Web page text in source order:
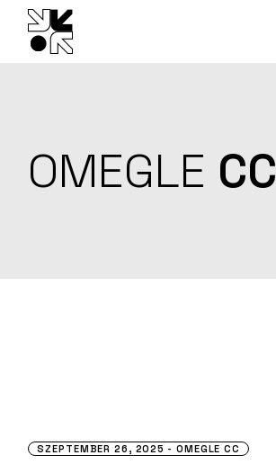
content
OMEGLE CC
SZEPTEMBER 26, 2025 OMEGLE CC